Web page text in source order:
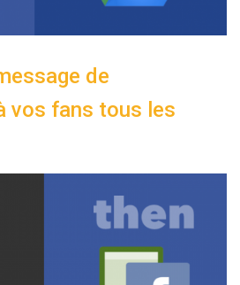
de
vos fans tous les